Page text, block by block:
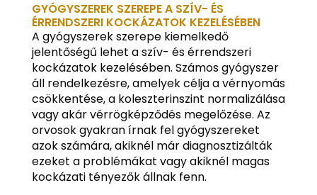
GYÓGYSZEREK SZEREPE A SZÍV- ÉS
ÉRRENDSZERI KOCKÁZATOK KEZELÉSÉBEN
A gyógyszerek szerepe kiemelkedő
jelentőségű lehet a szív- és érrendszeri
kockázatok kezelésében. Számos gyógyszer
áll rendelkezésre, amelyek célja a vérnyomás
csökkentése, a koleszterinszint normalizálása
vagy akár vérrögképződés megelőzése. Az
orvosok gyakran írnak fel gyógyszereket
azok számára, akiknél már diagnosztizálták
ezeket a problémákat vagy akiknél magas
kockázati tényezők állnak fenn.